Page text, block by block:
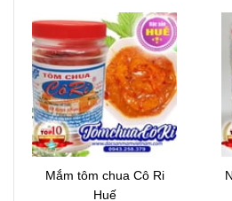
Mắm tôm chua Cô Ri
Huế